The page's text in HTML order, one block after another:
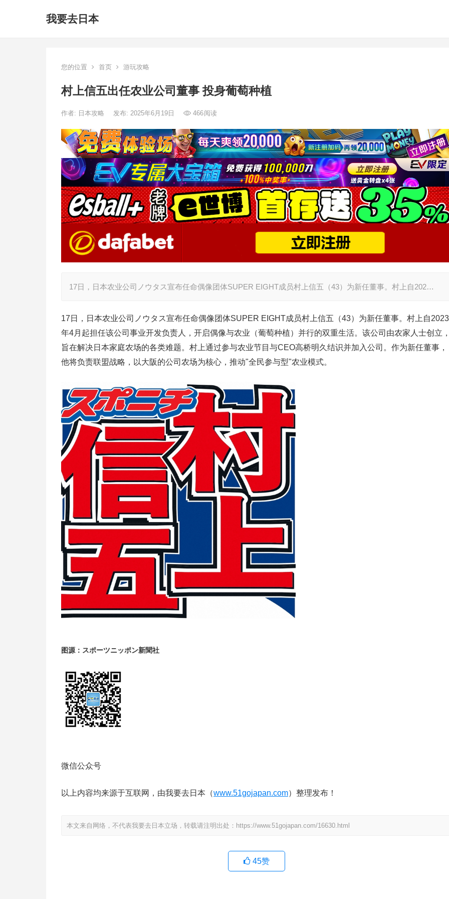
我要去日本
您的位置 首页 游玩攻略
村上信五出任农业公司董事 投身葡萄种植
作者: 日本攻略 发布: 2025年6月19日 466阅读
17日，日本农业公司ノウタス宣布任命偶像团体SUPER EIGHT成员村上信五（43）为新任董事。村上自202…
17日，日本农业公司ノウタス宣布任命偶像团体SUPER EIGHT成员村上信五（43）为新任董事。村上自2023
年4月起担任该公司事业开发负责人，开启偶像与农业（葡萄种植）并行的双重生活。该公司由农家人士创立
旨在解决日本家庭农场的各类难题。村上通过参与农业节目与CEO高桥明久结识并加入公司。作为新任董事，
他将负责联盟战略，以大阪的公司农场为核心，推动"全民参与型"农业模式。
图源：スポーツニッポン新聞社
微信公众号
以上内容均来源于互联网，由我要去日本（www.51gojapan.com）整理发布！
本文来自网络，不代表我要去日本立场，转载请注明出处：https://www.51gojapan.com/16630.html
45赞